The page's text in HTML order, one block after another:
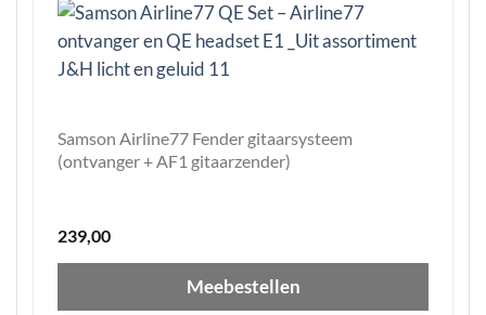
Samson Airline77 Fender gitaarsysteem
(ontvanger + AF1 gitaarzender)
239,00
Meebestellen